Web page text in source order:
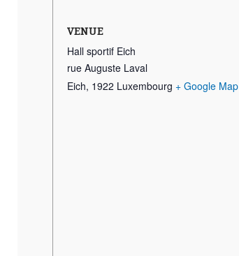
VENUE
Hall sportif Eich
rue Auguste Laval
Eich, 1922 Luxembourg + Google Map